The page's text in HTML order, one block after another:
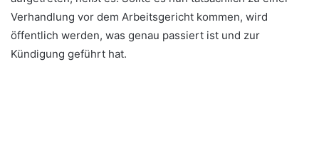
Verhandlung vor dem Arbeitsgericht kommen, wird
öffentlich werden, was genau passiert ist und zur
Kündigung geführt hat.